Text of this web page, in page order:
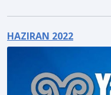
HAZIRAN 2022